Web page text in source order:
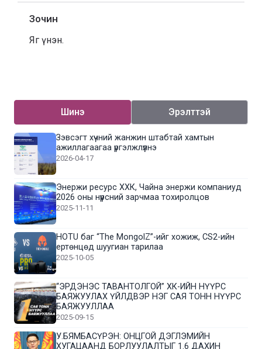
Зочин
Яг үнэн.
Шинэ Эрэлттэй
Зэвсэгт хүчний жанжин штабтай хамтын
ажиллагаагаа үргэлжлүүлнэ
2026-04-17
Энержи ресурс ХХК, Чайна энержи компаниуд
2026 оны нүүрсний зарчмаа тохиролцов
2025-11-11
HOTU баг “The MongolZ”-ийг хожиж, CS2-ийн
ертөнцөд шуугиан тарилаа
2025-10-05
“ЭРДЭНЭС ТАВАНТОЛГОЙ” ХК-ИЙН НҮҮРС
БАЯЖУУЛАХ ҮЙЛДВЭР НЭГ САЯ ТОНН НҮҮРС
БАЯЖУУЛЛАА
2025-09-15
У.БЯМБАСҮРЭН: ОНЦГОЙ ДЭГЛЭМИЙН
ХУГАЦААНД БОРЛУУЛАЛТЫГ 1.6 ДАХИН